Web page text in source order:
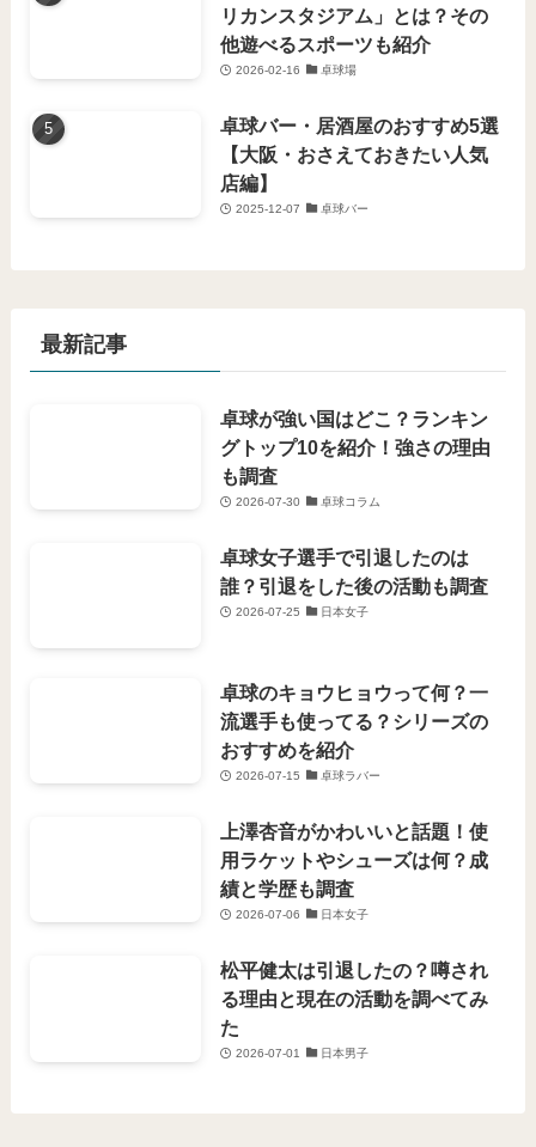
リカンスタジアム」とは？その
他遊べるスポーツも紹介
2026-02-16 卓球場
卓球バー・居酒屋のおすすめ5選
【大阪・おさえておきたい人気
店編】
2025-12-07 卓球バー
最新記事
卓球が強い国はどこ？ランキン
グトップ10を紹介！強さの理由
も調査
2026-07-30 卓球コラム
卓球女子選手で引退したのは
誰？引退をした後の活動も調査
2026-07-25 日本女子
卓球のキョウヒョウって何？一
流選手も使ってる？シリーズの
おすすめを紹介
2026-07-15 卓球ラバー
上澤杏音がかわいいと話題！使
用ラケットやシューズは何？成
績と学歴も調査
2026-07-06 日本女子
松平健太は引退したの？噂され
る理由と現在の活動を調べてみ
た
2026-07-01 日本男子